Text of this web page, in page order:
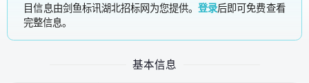
目信息由剑鱼标讯湖北招标网为您提供。登录后即可免费查看
完整信息。
基本信息